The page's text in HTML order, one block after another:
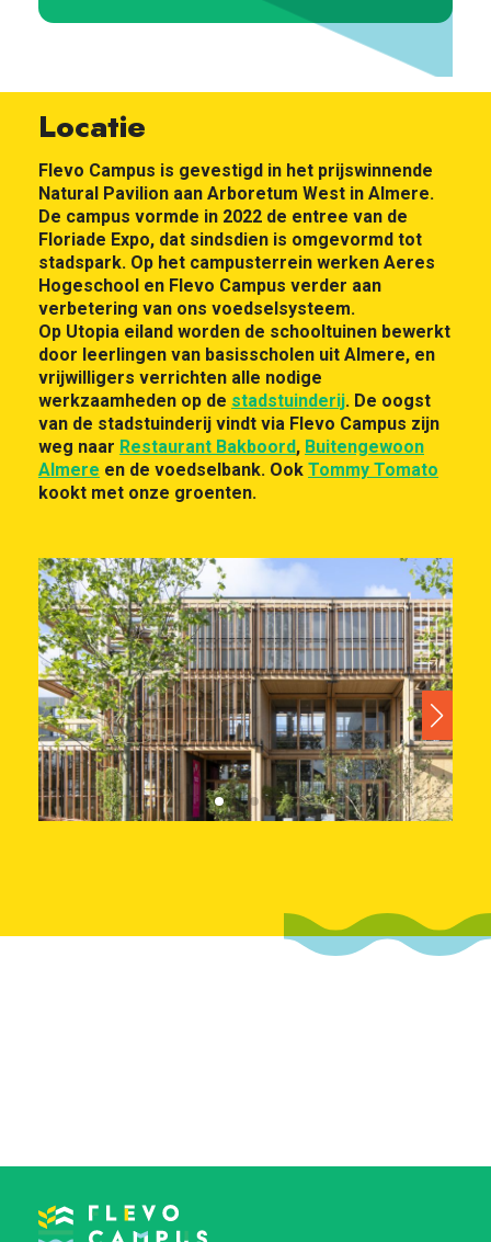
Locatie
Flevo Campus is gevestigd in het prijswinnende
Natural Pavilion aan Arboretum West in Almere.
De campus vormde in 2022 de entree van de
Floriade Expo, dat sindsdien is omgevormd tot
stadspark. Op het campusterrein werken Aeres
Hogeschool en Flevo Campus verder aan
verbetering van ons voedselsysteem.
Op Utopia eiland worden de schooltuinen bewerkt
door leerlingen van basisscholen uit Almere, en
vrijwilligers verrichten alle nodige
werkzaamheden op de stadstuinderij. De oogst
van de stadstuinderij vindt via Flevo Campus zijn
weg naar Restaurant Bakboord, Buitengewoon
Almere en de voedselbank. Ook Tommy Tomato
kookt met onze groenten.